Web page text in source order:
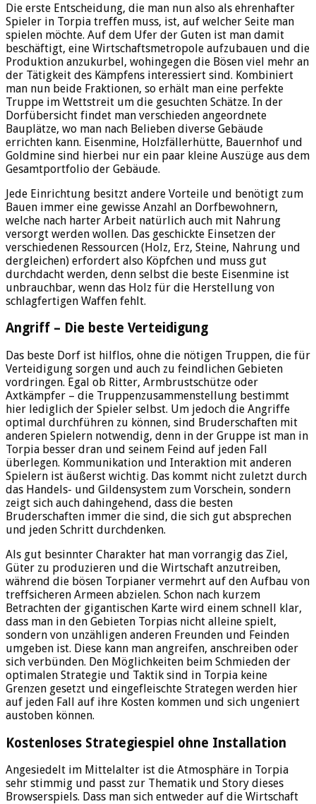
Die erste Entscheidung, die man nun also als ehrenhafter
Spieler in Torpia treffen muss, ist, auf welcher Seite man
spielen möchte. Auf dem Ufer der Guten ist man damit
beschäftigt, eine Wirtschaftsmetropole aufzubauen und die
Produktion anzukurbel, wohingegen die Bösen viel mehr an
der Tätigkeit des Kämpfens interessiert sind. Kombiniert
man nun beide Fraktionen, so erhält man eine perfekte
Truppe im Wettstreit um die gesuchten Schätze. In der
Dorfübersicht findet man verschieden angeordnete
Bauplätze, wo man nach Belieben diverse Gebäude
errichten kann. Eisenmine, Holzfällerhütte, Bauernhof und
Goldmine sind hierbei nur ein paar kleine Auszüge aus dem
Gesamtportfolio der Gebäude.
Jede Einrichtung besitzt andere Vorteile und benötigt zum
Bauen immer eine gewisse Anzahl an Dorfbewohnern,
welche nach harter Arbeit natürlich auch mit Nahrung
versorgt werden wollen. Das geschickte Einsetzen der
verschiedenen Ressourcen (Holz, Erz, Steine, Nahrung und
dergleichen) erfordert also Köpfchen und muss gut
durchdacht werden, denn selbst die beste Eisenmine ist
unbrauchbar, wenn das Holz für die Herstellung von
schlagfertigen Waffen fehlt.
Angriff – Die beste Verteidigung
Das beste Dorf ist hilflos, ohne die nötigen Truppen, die für
Verteidigung sorgen und auch zu feindlichen Gebieten
vordringen. Egal ob Ritter, Armbrustschütze oder
Axtkämpfer – die Truppenzusammenstellung bestimmt
hier lediglich der Spieler selbst. Um jedoch die Angriffe
optimal durchführen zu können, sind Bruderschaften mit
anderen Spielern notwendig, denn in der Gruppe ist man in
Torpia besser dran und seinem Feind auf jeden Fall
überlegen. Kommunikation und Interaktion mit anderen
Spielern ist äußerst wichtig. Das kommt nicht zuletzt durch
das Handels- und Gildensystem zum Vorschein, sondern
zeigt sich auch dahingehend, dass die besten
Bruderschaften immer die sind, die sich gut absprechen
und jeden Schritt durchdenken.
Als gut besinnter Charakter hat man vorrangig das Ziel,
Güter zu produzieren und die Wirtschaft anzutreiben,
während die bösen Torpianer vermehrt auf den Aufbau von
treffsicheren Armeen abzielen. Schon nach kurzem
Betrachten der gigantischen Karte wird einem schnell klar,
dass man in den Gebieten Torpias nicht alleine spielt,
sondern von unzähligen anderen Freunden und Feinden
umgeben ist. Diese kann man angreifen, anschreiben oder
sich verbünden. Den Möglichkeiten beim Schmieden der
optimalen Strategie und Taktik sind in Torpia keine
Grenzen gesetzt und eingefleischte Strategen werden hier
auf jeden Fall auf ihre Kosten kommen und sich ungeniert
austoben können.
Kostenloses Strategiespiel ohne Installation
Angesiedelt im Mittelalter ist die Atmosphäre in Torpia
sehr stimmig und passt zur Thematik und Story dieses
Browserspiels. Dass man sich entweder auf die Wirtschaft